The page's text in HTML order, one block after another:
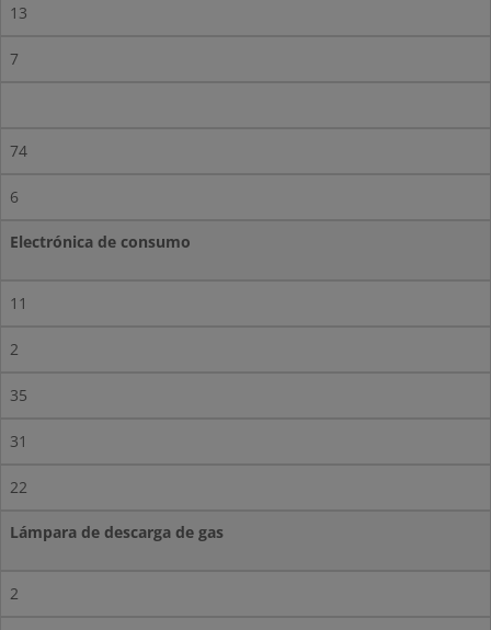
13
7
74
6
Electrónica de consumo
11
2
35
31
22
Lámpara de descarga de gas
2